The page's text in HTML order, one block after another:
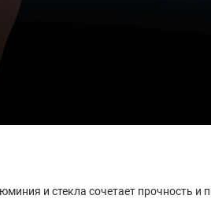
и стекла сочетает прочность